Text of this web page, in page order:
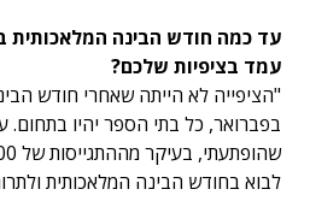
עד כמה חודש הבינה המלאכותית
עמד בציפיות שלכם?
"הציפייה לא הייתה שאחרי חודש
בפברואר, כל בתי הספר יהיו בתחום.